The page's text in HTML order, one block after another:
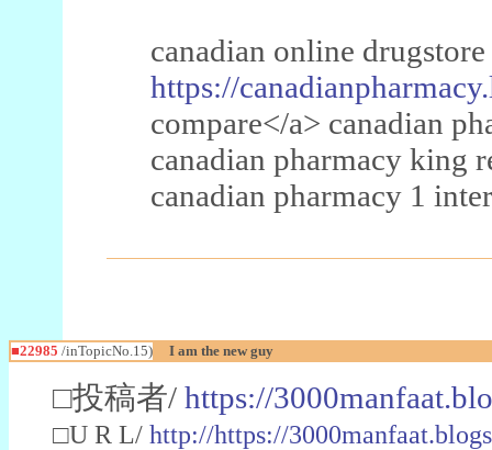
canadian online
https://
compare</a> canadian
canadian pharmacy king
canadian pharmacy 1
■22985 /inTopicNo.15) I am the new guy
□投稿者/ https://
□U R L/ http://https://